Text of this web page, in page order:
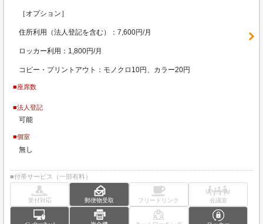
［オプション］
住所利用（法人登記を含む）：7,600円/月
ロッカー利用：1,800円/月
コピー・プリントアウト：モノクロ10円、カラー20円
■座席数
■法人登記
可能
■個室
無し
■付帯サービス（一部有料）
受付対応 郵便物受取 フリードリンク 会議室